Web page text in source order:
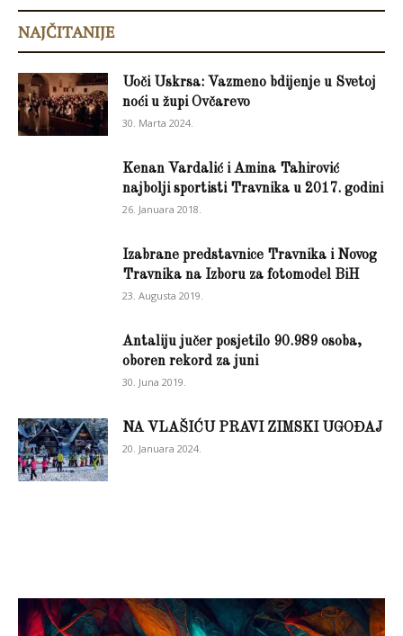
NAJČITANIJE
Uoči Uskrsa: Vazmeno bdijenje u Svetoj
noći u župi Ovčarevo
30. Marta 2024.
Kenan Vardalić i Amina Tahirović
najbolji sportisti Travnika u 2017. godini
26. Januara 2018.
Izabrane predstavnice Travnika i Novog
Travnika na Izboru za fotomodel BiH
23. Augusta 2019.
Antaliju jučer posjetilo 90.989 osoba,
oboren rekord za juni
30. Juna 2019.
NA VLAŠIĆU PRAVI ZIMSKI UGOĐAJ
20. Januara 2024.